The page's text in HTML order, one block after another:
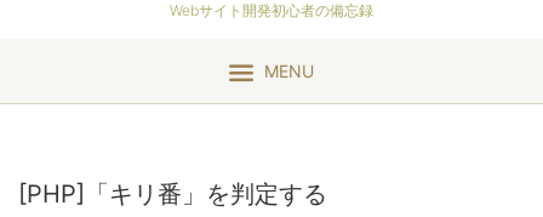
Webサイト開発初心者の備忘録
MENU
[PHP]「キリ番」を判定する